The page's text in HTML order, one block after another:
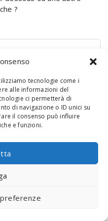
tecnologie come i
alle informazioni del
ci permetterà di
di navigazione o ID unici su
il consenso può influire
e funzioni.
?
realizzato daInteractive